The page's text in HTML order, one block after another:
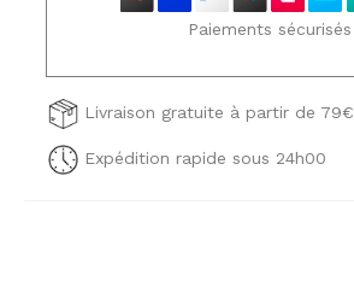
Paiements sécurisés
Livraison gratuite à partir de 79€
Expédition rapide sous 24h00